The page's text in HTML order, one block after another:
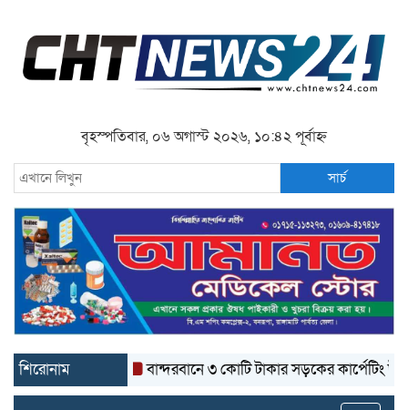
বৃহস্পতিবার, ০৬ অগাস্ট ২০২৬, ১০:৪২ পূর্বাহ্ন
সার্চ
শিরোনাম বান্দরবানে ৩ কোটি টাকার সড়কের কার্পেটিং উঠে যাচ্ছে